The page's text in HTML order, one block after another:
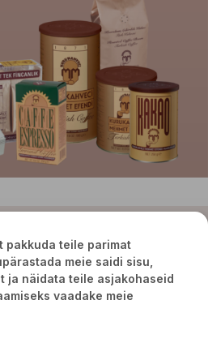
pakkuda teile parimat
meie saidi sisu,
ja näidata teile asjakohaseid
vaadake meie